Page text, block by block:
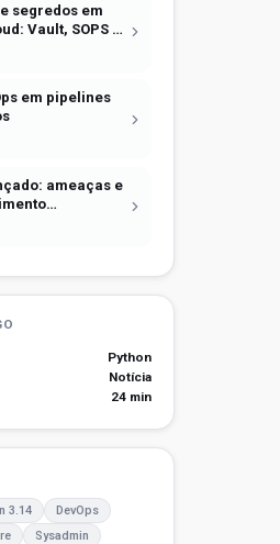
segredos em
Vault, SOPS e
efêmera
em pipelines
ameaças e
Python
Notícia
24 min
3.14
DevOps
Sysadmin